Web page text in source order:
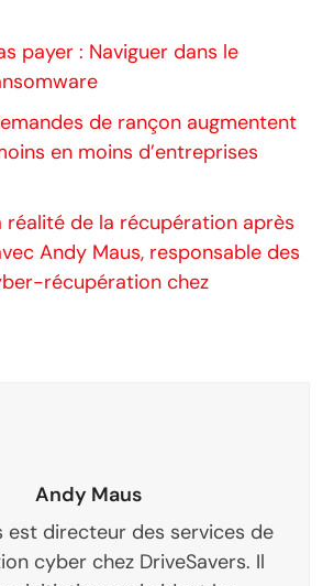
payer : Naviguer dans le
de rançon augmentent
en moins d’entreprises
réalité de la récupération après
Andy Maus, responsable des
récupération chez
Andy Maus
est directeur des services de
cyber chez DriveSavers. Il